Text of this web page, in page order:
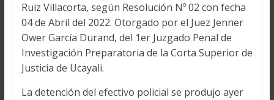
Ruiz Villacorta, según Resolución Nº 02 con fecha
04 de Abril del 2022. Otorgado por el Juez Jenner
Ower García Durand, del 1er Juzgado Penal de
Investigación Preparatoria de la Corta Superior de
Justicia de Ucayali.
La detención del efectivo policial se produjo ayer